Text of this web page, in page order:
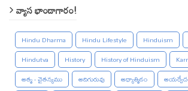
వ్యాస భాండాగారం!
Hindu Dharma Hindu Lifestyle Hinduism
Hindutva
History History of Hinduism
ఆత్మ - చైతన్యము
ఆదిగురువు ఆధ్యాత్మికం